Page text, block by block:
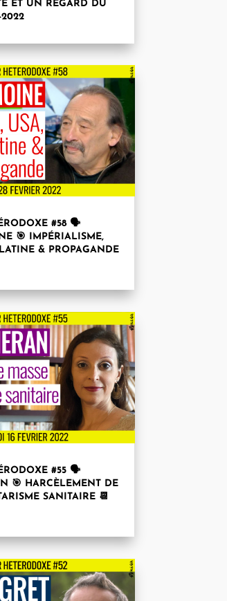
ET UN REGARD DU
#58 🗣
🎯 IMPÉRIALISME,
& PROPAGANDE
#55 🗣
🎯 HARCÈLEMENT DE
SANITAIRE 📆